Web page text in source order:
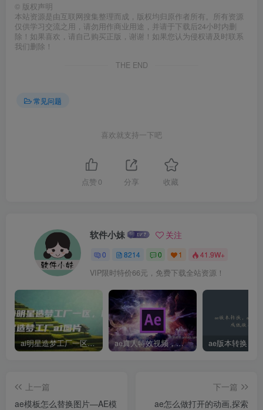
© 版权声明
本站资源是由互联网搜集整理而成，版权均归原作者所有。所有资源
仅供学习交流之用，请勿用作商业用途，并请于下载后24小时内删
除！如果喜欢，请自己购买正版，谢谢！如果您认为侵权请及时联系
我们删除！
THE END
常见问题
喜欢就支持一下吧
点赞 0 分享 收藏
软件小妹 关注
0 8214 0 1 41.9W+
VIP限时特价66元，免费下载全站资源！
ai明星造梦工厂一区，明星造梦工厂ai图片 ae真人特效视频，大学生第一次做ppt怎么做
上一篇
ae模板怎么替换图片—AE模
下一篇
ae怎么做打开的动画,探索